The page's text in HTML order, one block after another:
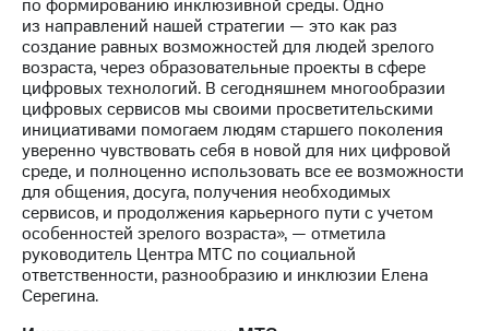
Описание
Программа
приобретения
Порядок
выкупа
акций
Дивиденды
Рынок
облигаций
Описание
Еврооблигации-2023
Уведомление
о
по формированию инклюзивной среды. Одно
из направлений нашей стратегии — это как раз
создание равных возможностей для людей зрелого
возраста, через образовательные проекты в сфере
цифровых технологий. В сегодняшнем многообразии
цифровых сервисов мы своими просветительскими
инициативами помогаем людям старшего поколения
уверенно чувствовать себя в новой для них цифровой
среде, и полноценно использовать все ее возможности
для общения, досуга, получения необходимых
сервисов, и продолжения карьерного пути с учетом
особенностей зрелого возраста», — отметила
руководитель Центра МТС по социальной
ответственности, разнообразию и инклюзии Елена
Серегина.